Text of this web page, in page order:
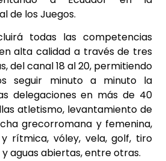
de los Juegos.
todas las competencias
alta calidad a través de tres
del canal 18 al 20, permitiendo
seguir minuto a minuto la
delegaciones en más de 40
atletismo, levantamiento de
grecorromana y femenina,
rítmica, vóley, vela, golf, tiro
aguas abiertas, entre otras.